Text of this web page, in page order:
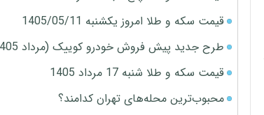
قیمت سکه و طلا امروز یکشنبه 1405/05/11
طرح جدید پیش فروش خودرو کوییک (مرداد 1405)
قیمت سکه و طلا شنبه 17 مرداد 1405
محبوب‌ترین محله‌های تهران کدامند؟